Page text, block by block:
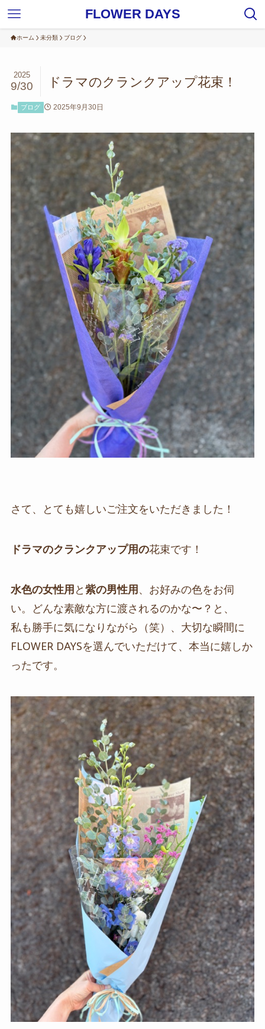
FLOWER DAYS
ホーム 未分類 ブログ
ドラマのクランクアップ花束！
2025
9/30
ブログ 2025年9月30日
さて、とても嬉しいご注文をいただきました！
ドラマのクランクアップ用の花束です！
水色の女性用と紫の男性用、お好みの色をお伺
い。どんな素敵な方に渡されるのかな〜？と、
私も勝手に気になりながら（笑）、大切な瞬間に
FLOWER DAYSを選んでいただけて、本当に嬉しか
ったです。